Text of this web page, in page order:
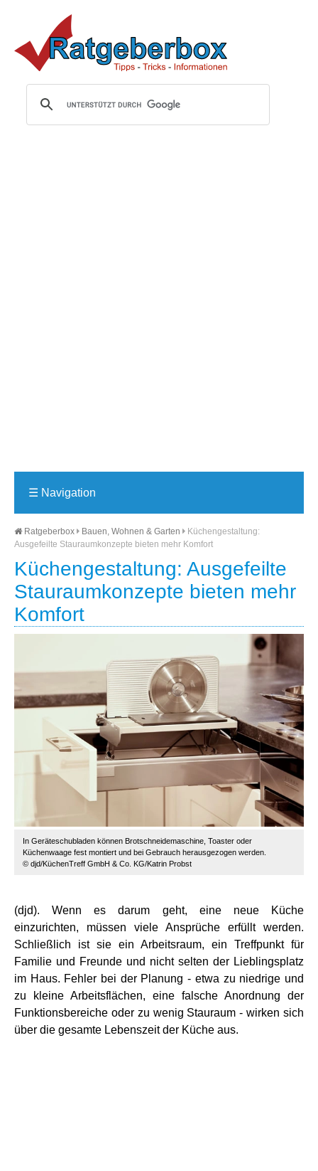
☰ Navigation
Ratgeberbox Bauen, Wohnen & Garten
Küchengestaltung:
Ausgefeilte Stauraumkonzepte bieten mehr Komfort
Küchengestaltung: Ausgefeilte
Stauraumkonzepte bieten mehr
Komfort
In Geräteschubladen können Brotschneidemaschine, Toaster oder
Küchenwaage fest montiert und bei Gebrauch herausgezogen werden.
© djd/KüchenTreff GmbH & Co. KG/Katrin Probst
(djd). Wenn es darum geht, eine neue Küche
einzurichten, müssen viele Ansprüche erfüllt werden.
Schließlich ist sie ein Arbeitsraum, ein Treffpunkt für
Familie und Freunde und nicht selten der Lieblingsplatz
im Haus. Fehler bei der Planung - etwa zu niedrige und
zu kleine Arbeitsflächen, eine falsche Anordnung der
Funktionsbereiche oder zu wenig Stauraum - wirken sich
über die gesamte Lebenszeit der Küche aus.